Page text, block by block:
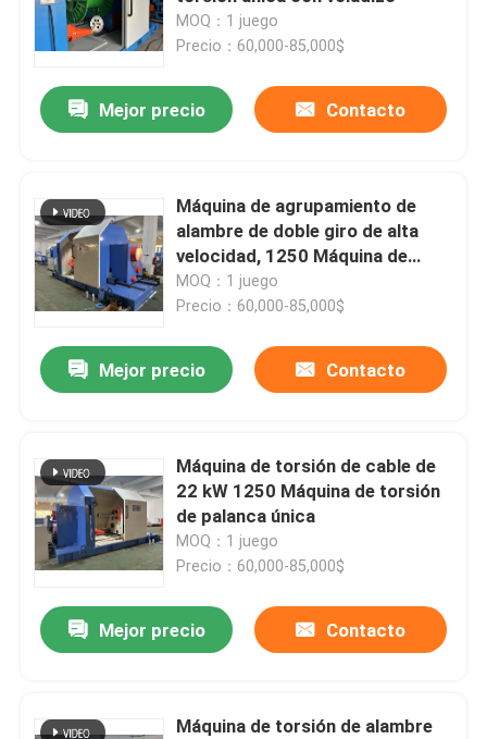
MOQ：1 juego
Precio：60,000-85,000$
Mejor precio Contacto
Máquina de agrupamiento de
alambre de doble giro de alta
velocidad, 1250 Máquina de
ensamblaje de cables
MOQ：1 juego
Precio：60,000-85,000$
Mejor precio Contacto
Máquina de torsión de cable de
22 kW 1250 Máquina de torsión
de palanca única
MOQ：1 juego
Precio：60,000-85,000$
Mejor precio Contacto
Máquina de torsión de alambre